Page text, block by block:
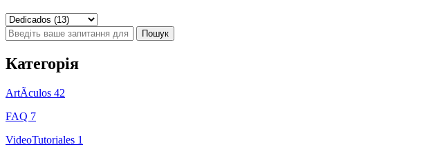
Категорія
ArtÃ­culos 42
FAQ 7
VideoTutoriales 1